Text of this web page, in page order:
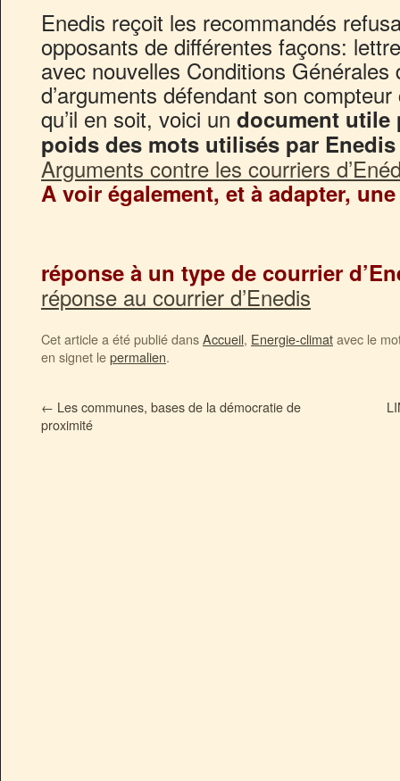
Enedis reçoit les recommandés
opposants de différentes façons:
avec nouvelles Conditions Générales
d’arguments défendant son
qu’il en soit, voici un document utile
poids des mots utilisés par
Arguments contre les courriers
A voir également, et à adapter,
réponse à un type de courrier
réponse au courrier d’Enedis
Cet article a été publié dansAccueil, Energie-climatavec le
en signet lepermalien.
← Les communes, bases de la démocratie de
proximité